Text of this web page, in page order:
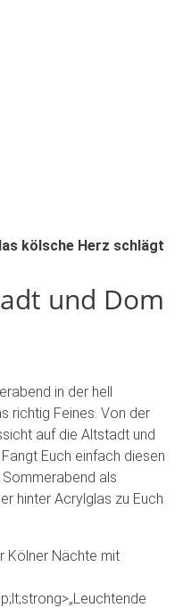
kölsche Herz schlägt
und Dom
in der hell
richtig Feines. Von der
auf die Altstadt und
Euch einfach diesen
als
hinter Acrylglas zu Euch
Kölner Nächte mit